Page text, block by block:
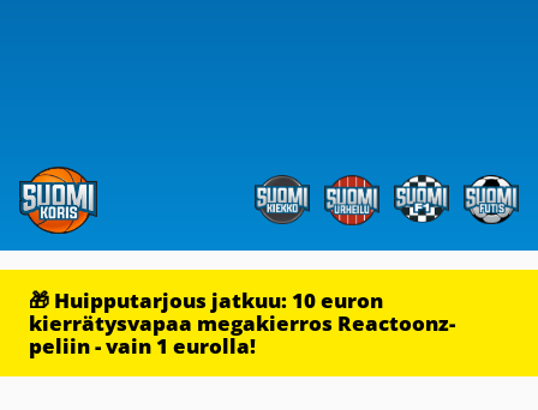
🎁 Huipputarjous jatkuu: 10 euron
kierrätysvapaa megakierros Reactoonz-
peliin - vain 1 eurolla!